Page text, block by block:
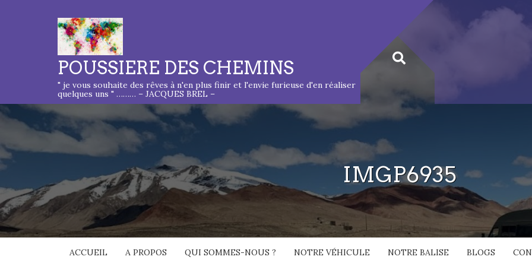
POUSSIERE DES CHEMINS
" je vous souhaite des rêves à n'en plus finir et l'envie furieuse d'en réaliser
quelques uns " ……… – JACQUES BREL –
IMGP6935
ACCUEIL A PROPOS QUI SOMMES-NOUS ? NOTRE VÉHICULE NOTRE BALISE BLOGS